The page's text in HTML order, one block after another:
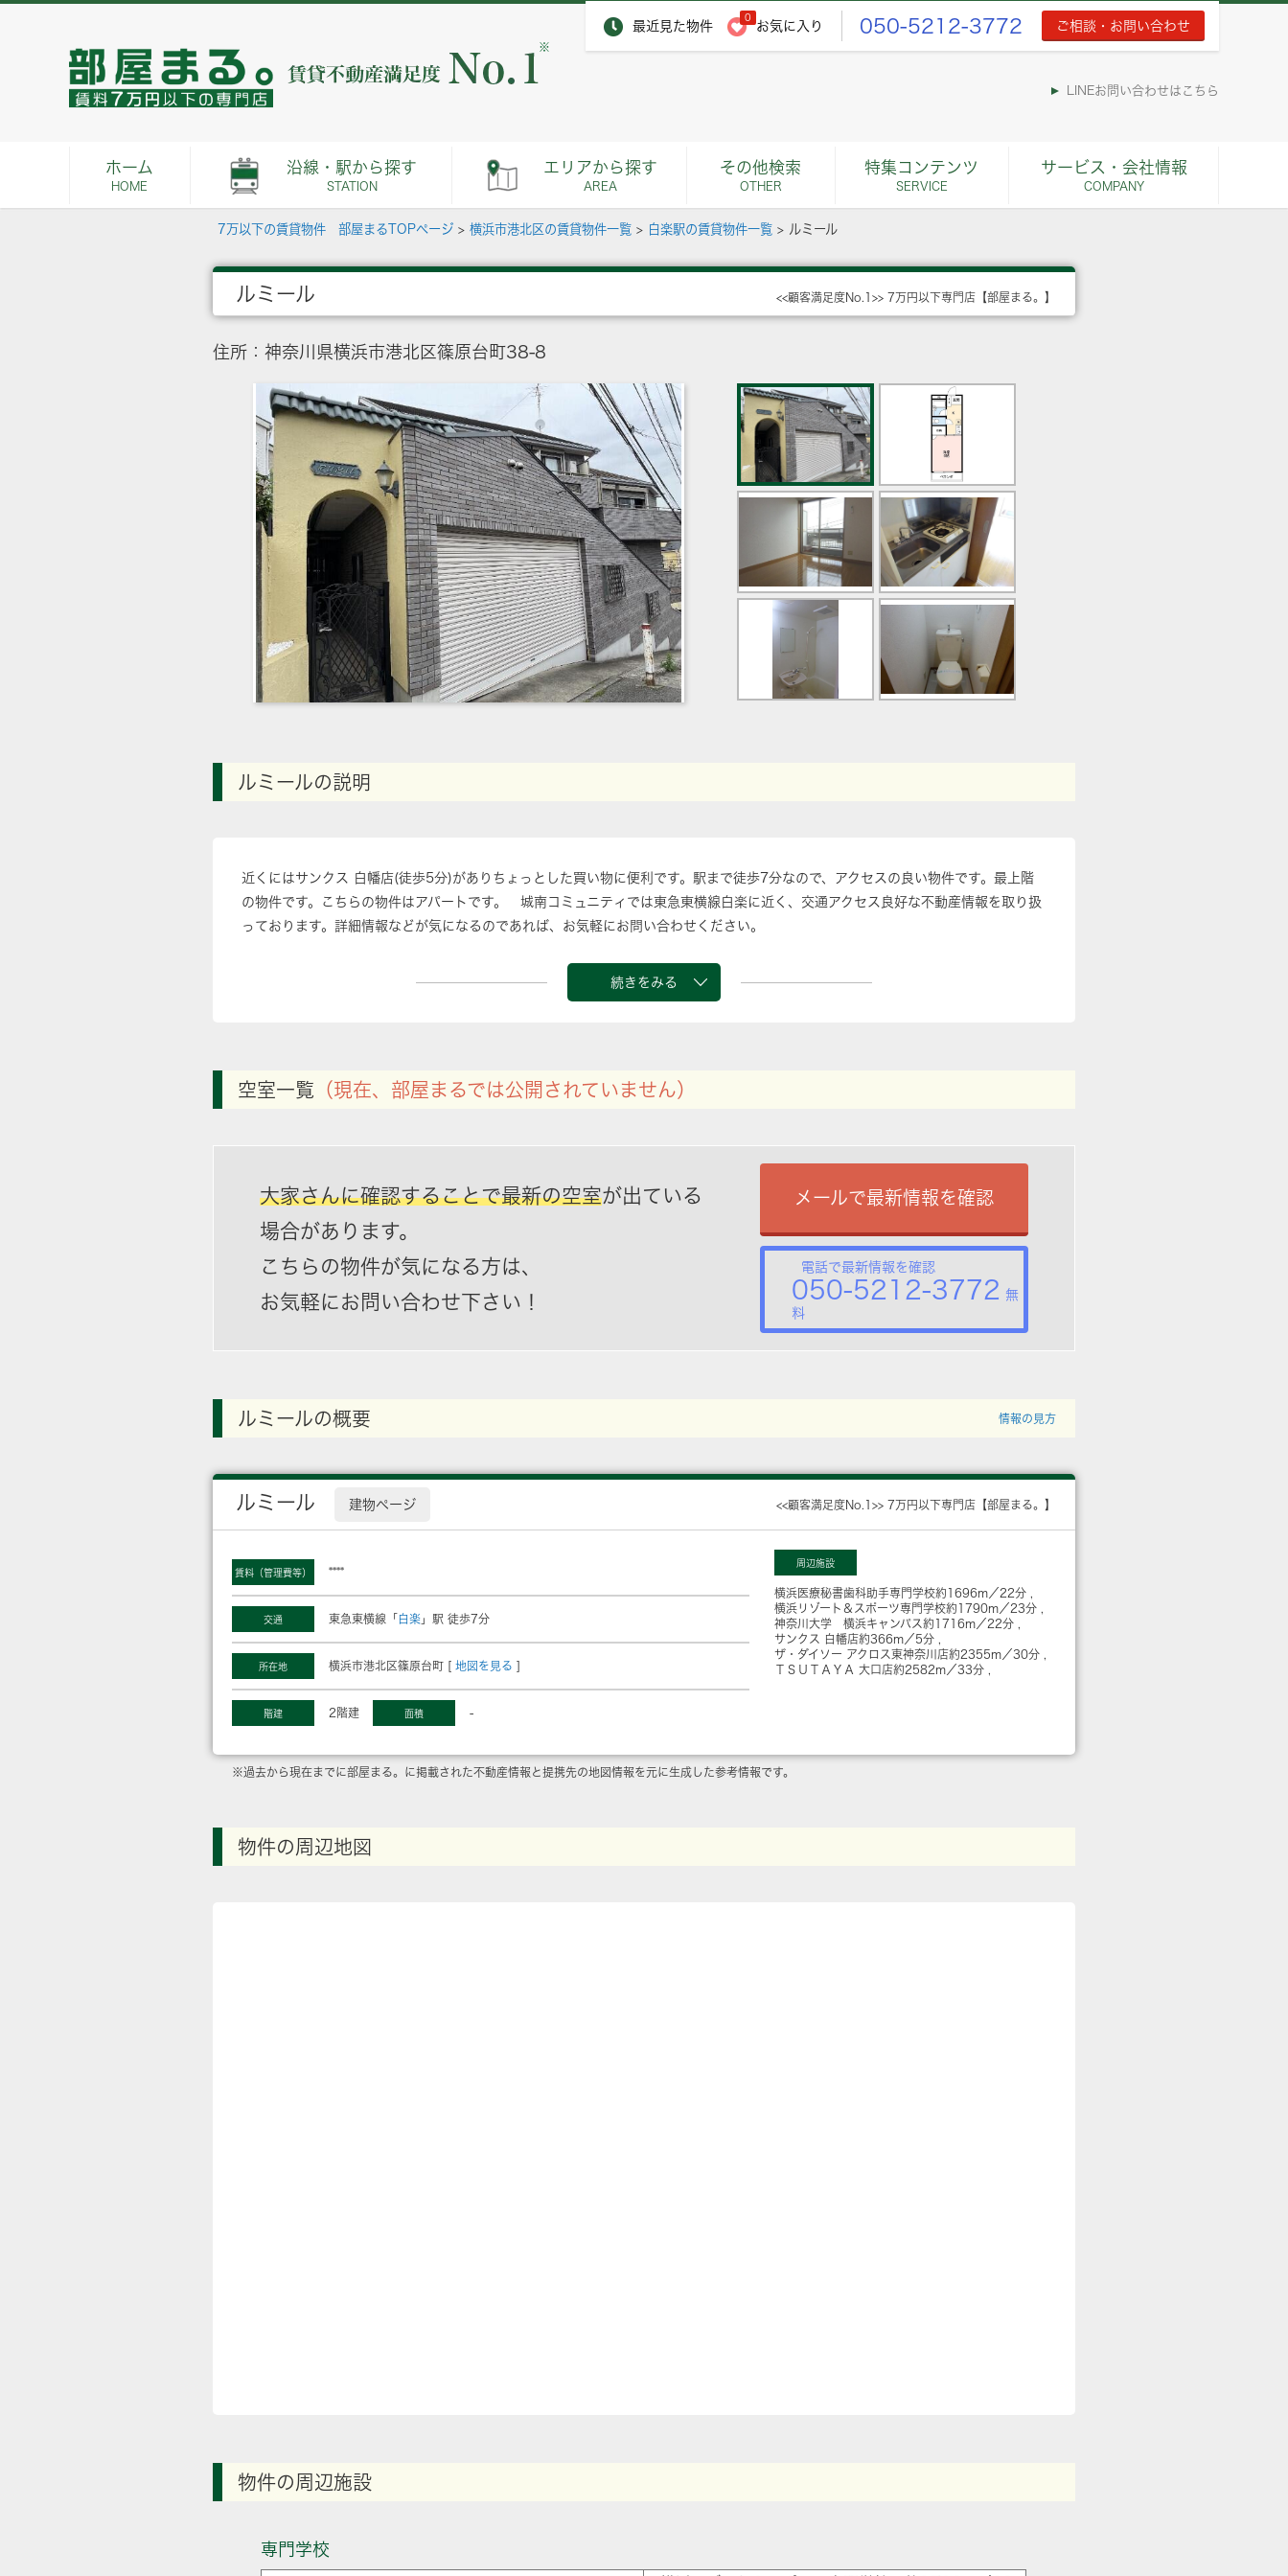
最近見た物件
0
お気に入り 050-5212-3772 ご相談・お問い合わせ
※
LINEお問い合わせはこちら
ホーム
HOME
沿線・駅から探す
STATION
エリアから探す
AREA
その他検索
OTHER
特集コンテンツ
SERVICE
サービス・会社情報
COMPANY
7万以下の賃貸物件 部屋まるTOPページ > 横浜市港北区の賃貸物件一覧 > 白楽駅の賃貸物件一覧 > ルミール
ルミール <<顧客満足度No.1>> 7万円以下専門店【部屋まる。】
住所：神奈川県横浜市港北区篠原台町38-8
ルミールの説明
近くにはサンクス 白幡店(徒歩5分)がありちょっとした買い物に便利です。駅まで徒歩7分なので、アクセスの良い物件です。最上階
の物件です。こちらの物件はアパートです。 城南コミュニティでは東急東横線白楽に近く、交通アクセス良好な不動産情報を取り扱
っております。詳細情報などが気になるのであれば、お気軽にお問い合わせください。
続きをみる
空室一覧 （現在、部屋まるでは公開されていません）
大家さんに確認することで最新の空室が出ている
場合があります。
こちらの物件が気になる方は、
お気軽にお問い合わせ下さい！
メールで最新情報を確認
電話で最新情報を確認
050-5212-3772 無
料
ルミールの概要 情報の見方
ルミール 建物ページ <<顧客満足度No.1>> 7万円以下専門店【部屋まる。】
賃料（管理費等） ****
交通 東急東横線「 白楽 」駅 徒歩7分
所在地 横浜市港北区篠原台町 [ 地図を見る ]
階建 2階建 面積 -
周辺施設
横浜医療秘書歯科助手専門学校約1696m／22分
横浜リゾート＆スポーツ専門学校約1790m／23分
神奈川大学 横浜キャンパス約1716m／22分
サンクス 白幡店約366m／5分
ザ・ダイソー アクロス東神奈川店約2355m／30分
ＴＳＵＴＡＹＡ 大口店約2582m／33分
※過去から現在までに部屋まる。に掲載された不動産情報と提携先の地図情報を元に生成した参考情報です。
物件の周辺地図
物件の周辺施設
専門学校